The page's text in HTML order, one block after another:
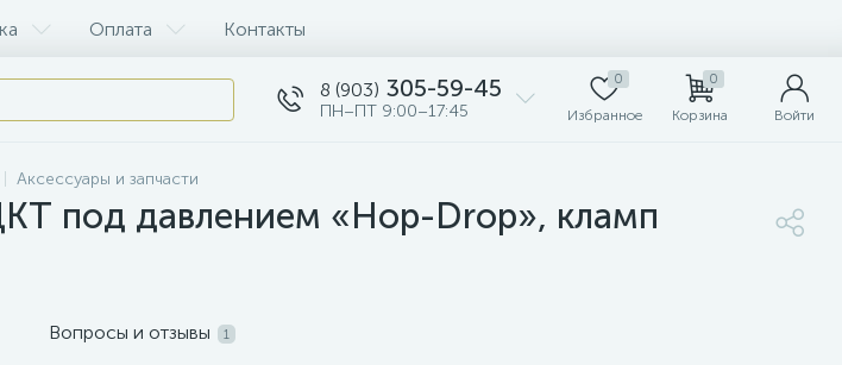
Оплата Контакты
8 (903) 305-59-45
ПН–ПТ 9:00–17:45
0
Избранное
0
Корзина Войти
Аксессуары и запчасти
под давлением «Hop-Drop», кламп
Вопросы и отзывы 1